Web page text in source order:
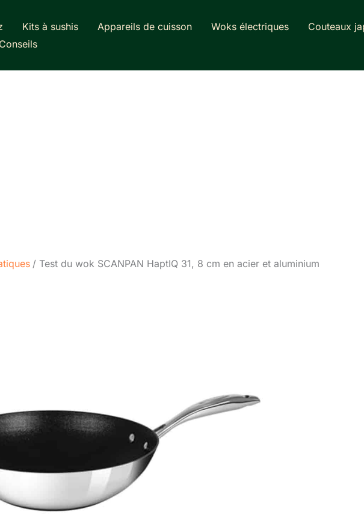
Kits à sushis Appareils de cuisson Woks électriques Couteaux
Conseils
Test du wok SCANPAN HaptIQ 31, 8 cm en acier et aluminium